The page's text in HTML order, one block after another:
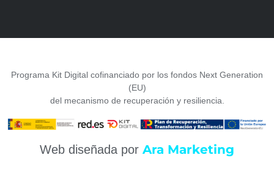
Programa Kit Digital cofinanciado por los fondos Next Generation
(EU)
del mecanismo de recuperación y resiliencia.
Web diseñada por Ara Marketing